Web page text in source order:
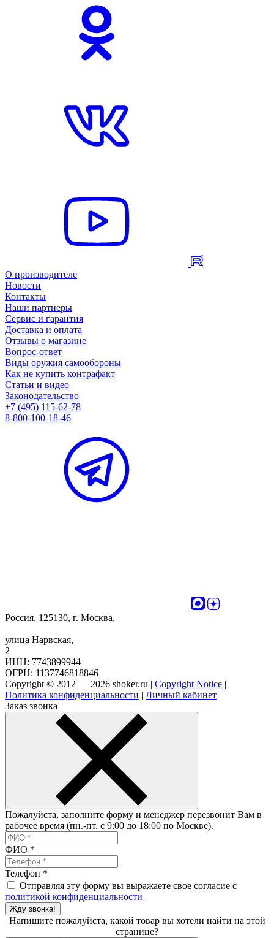
О производителе
Новости
Контакты
Наши партнеры
Сервис и гарантия
Доставка и оплата
Отзывы о магазине
Вопрос-ответ
Виды оружия самообороны
Как не купить контрафакт
Статьи и видео
Законодательство
+7 (495) 115-62-78
8-800-100-18-46
Россия, 125130, г. Москва,
улица Нарвская,
2
ИНН: 7743899944
ОГРН: 1137746818846
Copyright © 2012 — 2026 shoker.ru | Copyright Notice |
Политика конфиденциальности | Личный кабинет
Заказ звонка
Пожалуйста, заполните форму и менеджер перезвонит Вам в
рабочее время (пн.-пт. с 9:00 до 18:00 по Москве).
ФИО *
Телефон *
Отправляя эту форму вы выражаете свое согласие с
политикой конфиденциальности
Жду звонка!
Напишите пожалуйста, какой товар вы хотели найти на этой
странице?